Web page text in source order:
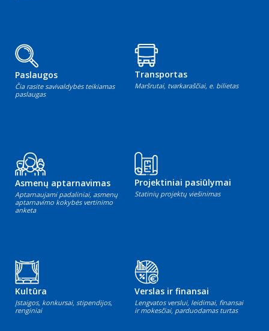
Paslaugos
Čia rasite savivaldybės teikiamas
paslaugas
Transportas
Maršrutai, tvarkaraščiai, e. bilietas
Asmenų aptarnavimas
Aptarnaujami padaliniai, asmenų
aptarnavimo kokybės vertinimo
anketa
Projektiniai pasiūlymai
Statinių projektų viešinimas
Kultūra
Įstaigos, konkursai, stipendijos,
renginiai
Verslas ir finansai
Lengvatos verslui, leidimai, finansai
ir mokesčiai, parduodamas turtas